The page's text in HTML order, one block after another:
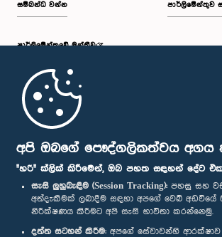
අපි ඔබගේ පෞද්ගලිකත්වය අගය
"හරි" ක්ලික් කිරීමෙන්, ඔබ පහත සඳහන් දේට
සැසි ලුහුබැඳීම (Session Tracking): පහසු සහ
අත්දැකීමක් ලබාදීම සඳහා අපගේ වෙබ් අඩවියේ
නිරීක්ෂණය කිරීමට අපි සැසි භාවිතා කරන්නෙමු.
දත්ත සටහන් කිරීම: අපගේ සේවාවන්හි ආරක්ෂාව
සම්බන්ධ වන්න
පාර්ලි‌මේන්තුවේ මන්ත්‍රීවරු
මුල් පිටුව
පාර්ලිමේන්තුව
පාර්ලිමේන්තු ජංගම යෙදුම
අප හා සම්බන්ධ වී සිටින්න :